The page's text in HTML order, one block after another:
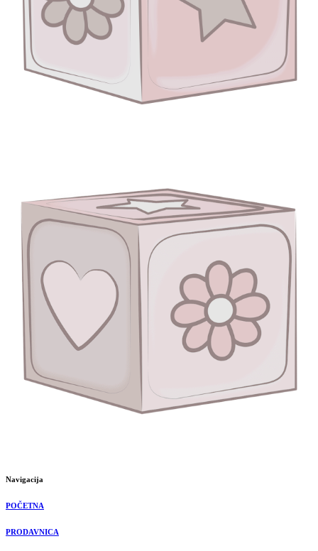
Navigacija
POČETNA
PRODAVNICA